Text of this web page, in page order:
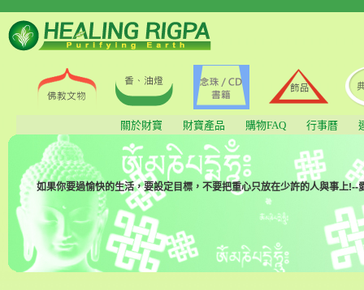
關於財寶 財寶產品 購物FAQ 行事曆
如果你要過愉快的生活，要設定目標，不要把重心只放在少許的人與事上!--